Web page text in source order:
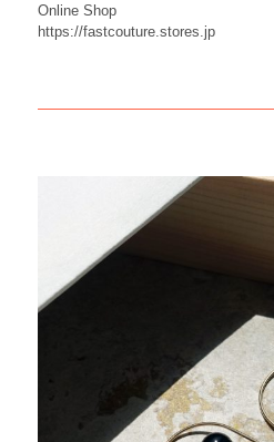
Online Shop
https://fastcouture.stores.jp